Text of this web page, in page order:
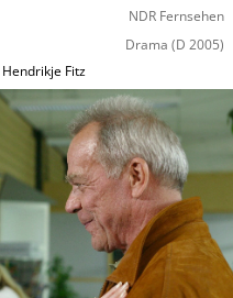
NDR Fernsehen
Drama (D 2005)
Hendrikje Fitz